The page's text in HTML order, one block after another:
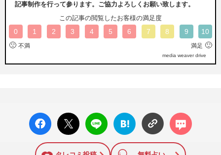
記事制作を行って参ります。ご協力よろしくお願い致します。
この記事の閲覧したお客様の満足度
0 1 2 3 4 5 6 7 8 9 10
🙁 不満 満足 🙂
media weaver drive
facebo
ok い
X ポス
ト
LINE
はてな
ブック
に追加
コメン
ト